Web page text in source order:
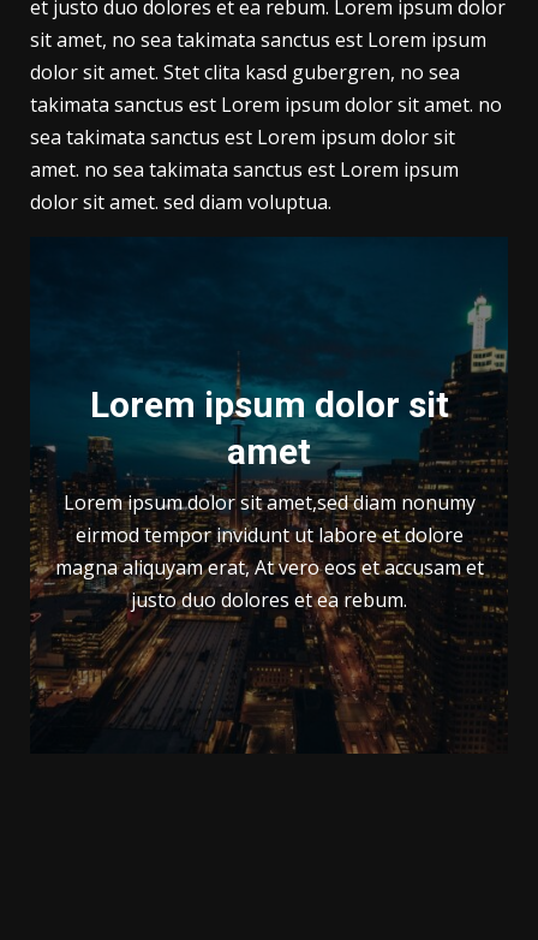
et justo duo dolores et ea rebum. Lorem ipsum dolor
sit amet, no sea takimata sanctus est Lorem ipsum
dolor sit amet. Stet clita kasd gubergren, no sea
takimata sanctus est Lorem ipsum dolor sit amet. no
sea takimata sanctus est Lorem ipsum dolor sit
amet. no sea takimata sanctus est Lorem ipsum
dolor sit amet. sed diam voluptua.
Lorem ipsum dolor sit
amet
Lorem ipsum dolor sit amet,sed diam nonumy
eirmod tempor invidunt ut labore et dolore
magna aliquyam erat, At vero eos et accusam et
justo duo dolores et ea rebum.